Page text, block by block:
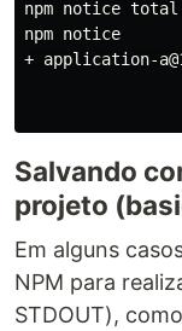
npm notice
npm notice
+ application-
Salvando
projeto
Em alguns
NPM para
STDOUT),